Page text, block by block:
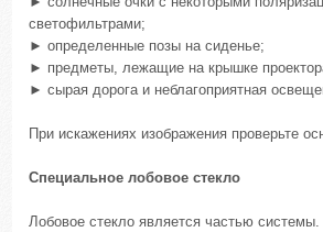
светофильтрами;
► определенные позы на сиденье;
► предметы, лежащие на крышке
► сырая дорога и неблагоприятная
При искажениях изображения проверьте
Специальное лобовое стекло
Лобовое стекло является частью системы.